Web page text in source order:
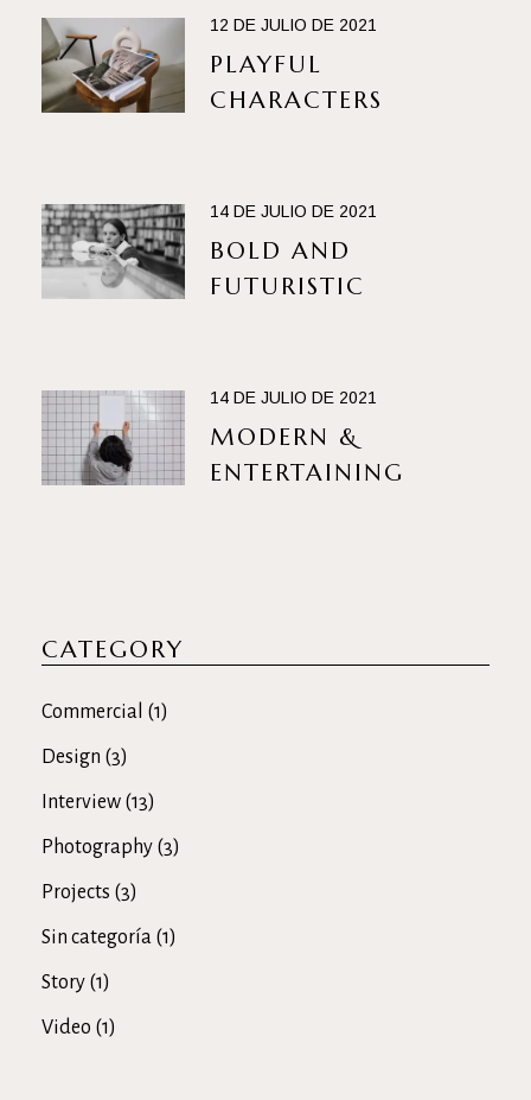
12 DE JULIO DE 2021
PLAYFUL
CHARACTERS
14 DE JULIO DE 2021
BOLD AND
FUTURISTIC
14 DE JULIO DE 2021
MODERN &
ENTERTAINING
CATEGORY
Commercial (1)
Design (3)
Interview (13)
Photography (3)
Projects (3)
Sin categoría (1)
Story (1)
Video (1)